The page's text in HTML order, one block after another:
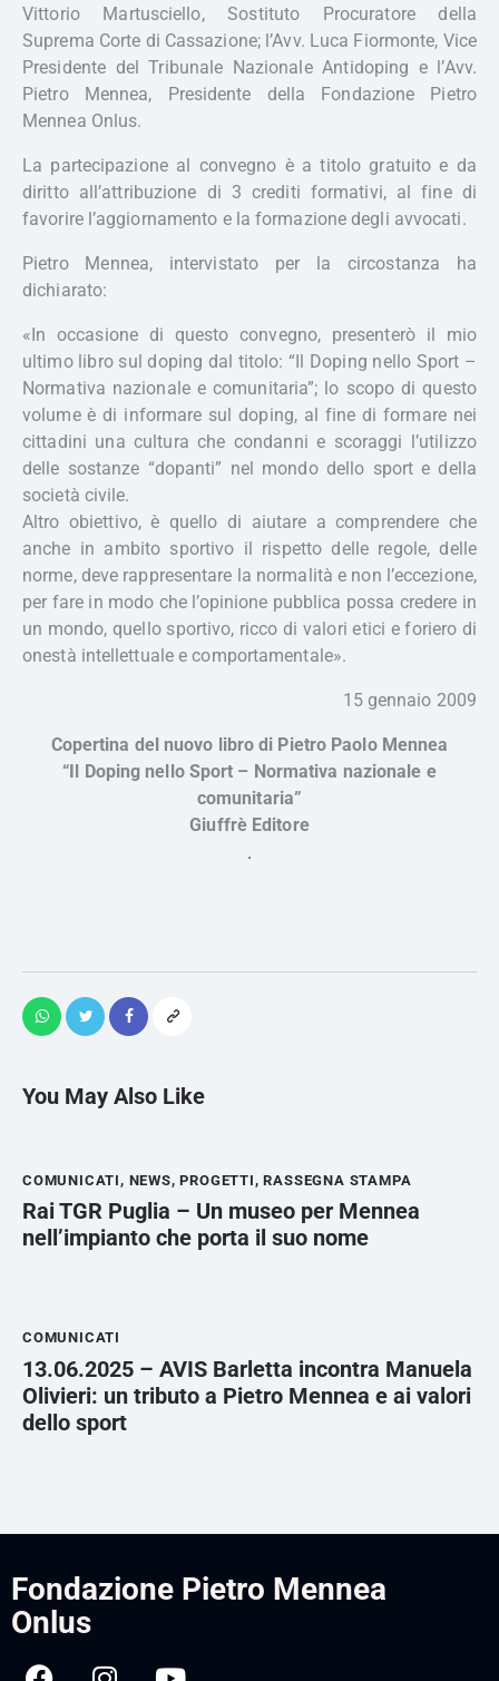
Vittorio Martusciello, Sostituto Procuratore della
Suprema Corte di Cassazione; l’Avv. Luca Fiormonte, Vice
Presidente del Tribunale Nazionale Antidoping e l’Avv.
Pietro Mennea, Presidente della Fondazione Pietro
Mennea Onlus.
La partecipazione al convegno è a titolo gratuito e da
diritto all’attribuzione di 3 crediti formativi, al fine di
favorire l’aggiornamento e la formazione degli avvocati.
Pietro Mennea, intervistato per la circostanza ha
dichiarato:
«In occasione di questo convegno, presenterò il mio
ultimo libro sul doping dal titolo: “Il Doping nello Sport –
Normativa nazionale e comunitaria”; lo scopo di questo
volume è di informare sul doping, al fine di formare nei
cittadini una cultura che condanni e scoraggi l’utilizzo
delle sostanze “dopanti” nel mondo dello sport e della
società civile.
Altro obiettivo, è quello di aiutare a comprendere che
anche in ambito sportivo il rispetto delle regole, delle
norme, deve rappresentare la normalità e non l’eccezione,
per fare in modo che l’opinione pubblica possa credere in
un mondo, quello sportivo, ricco di valori etici e foriero di
onestà intellettuale e comportamentale».
15 gennaio 2009
Copertina del nuovo libro di Pietro Paolo Mennea
“Il Doping nello Sport – Normativa nazionale e
comunitaria”
Giuffrè Editore
You May Also Like
COMUNICATI , NEWS,PROGETTI ,RASSEGNA STAMPA
Rai TGR Puglia – Un museo per Mennea
nell’impianto che porta il suo nome
COMUNICATI
13.06.2025 – AVIS Barletta incontra Manuela
Olivieri: un tributo a Pietro Mennea e ai valori
dello sport
Fondazione Pietro Mennea
Onlus